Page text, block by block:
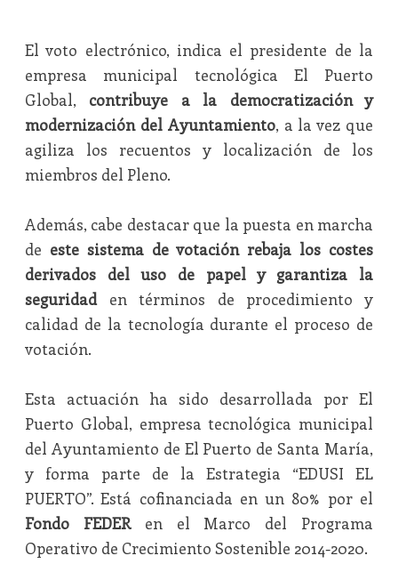
El voto electrónico, indica el presidente de la
empresa municipal tecnológica El Puerto
Global, contribuye a la democratización y
modernización del Ayuntamiento, a la vez que
agiliza los recuentos y localización de los
miembros del Pleno.
Además, cabe destacar que la puesta en marcha
de este sistema de votación rebaja los costes
derivados del uso de papel y garantiza la
seguridaden términos de procedimiento y
calidad de la tecnología durante el proceso de
votación.
Esta actuación ha sido desarrollada por El
Puerto Global, empresa tecnológica municipal
del Ayuntamiento de El Puerto de Santa María,
y forma parte de la Estrategia “EDUSI EL
PUERTO”. Está cofinanciada en un 80% por el
Fondo FEDERen el Marco del Programa
Operativo de Crecimiento Sostenible 2014-2020.